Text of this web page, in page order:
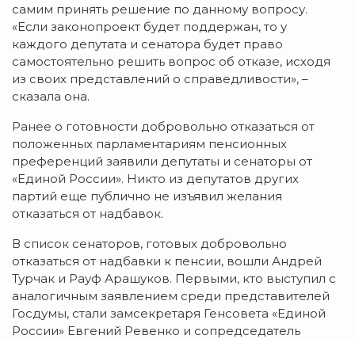
самим принять решение по данному вопросу.
«Если законопроект будет поддержан, то у
каждого депутата и сенатора будет право
самостоятельно решить вопрос об отказе, исходя
из своих представлений о справедливости», –
сказала она.
Ранее о готовности добровольно отказаться от
положенных парламентариям пенсионных
преференций заявили депутаты и сенаторы от
«Единой России». Никто из депутатов других
партий еще публично не изъявил желания
отказаться от надбавок.
В список сенаторов, готовых добровольно
отказаться от надбавки к пенсии, вошли Андрей
Турчак и Рауф Арашуков. Первыми, кто выступил с
аналогичным заявлением среди представителей
Госдумы, стали замсекретаря Генсовета «Единой
России» Евгений Ревенко и сопредседатель